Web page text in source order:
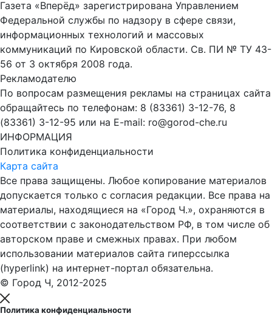
Газета «Вперёд» зарегистрирована Управлением
Федеральной службы по надзору в сфере связи,
информационных технологий и массовых
коммуникаций по Кировской области. Св. ПИ № ТУ 43-
56 от 3 октября 2008 года.
Рекламодателю
По вопросам размещения рекламы на страницах сайта
обращайтесь по телефонам: 8 (83361) 3-12-76, 8
(83361) 3-12-95 или на E-mail: ro@gorod-che.ru
ИНФОРМАЦИЯ
Политика конфиденциальности
Карта сайта
Все права защищены. Любое копирование материалов
допускается только с согласия редакции. Все права на
материалы, находящиеся на «Город Ч.», охраняются в
соответствии с законодательством РФ, в том числе об
авторском праве и смежных правах. При любом
использовании материалов сайта гиперссылка
(hyperlink) на интернет-портал обязательна.
© Город Ч, 2012-2025
Политика конфиденциальности